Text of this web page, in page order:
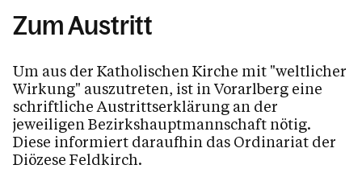
Zum Austritt
Um aus der Katholischen Kirche mit "weltlicher
Wirkung" auszutreten, ist in Vorarlberg eine
schriftliche Austrittserklärung an der
jeweiligen Bezirkshauptmannschaft nötig.
Diese informiert daraufhin das Ordinariat der
Diözese Feldkirch.